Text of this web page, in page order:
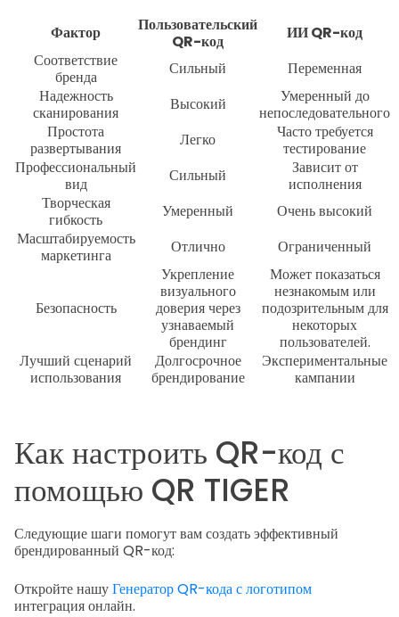
Фактор
Пользовательский
QR-код
ИИ QR-код
Соответствие
бренда
Сильный
Переменная
Надежность
сканирования
Высокий
Умеренный до
непоследовательного
Простота
развертывания
Легко
Часто требуется
тестирование
Профессиональный
вид
Сильный
Зависит от
исполнения
Творческая
гибкость
Умеренный
Очень высокий
Масштабируемость
маркетинга
Отлично Ограниченный
Безопасность
Укрепление
визуального
доверия через
узнаваемый
брендинг
Может показаться
незнакомым или
подозрительным для
некоторых
пользователей.
Лучший сценарий
использования
Долгосрочное
брендирование
Экспериментальные
кампании
Как настроить QR-код с
помощью QR TIGER
Следующие шаги помогут вам создать эффективный
брендированный QR-код:
Откройте нашуГенератор QR-кода с логотипом
интеграция онлайн.